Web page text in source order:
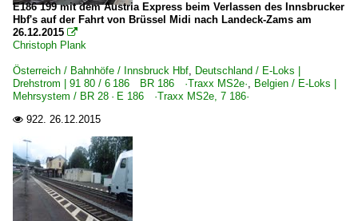
E186 199 mit dem Austria Express beim Verlassen des Innsbrucker
Hbf's auf der Fahrt von Brüssel Midi nach Landeck-Zams am
26.12.2015 
Christoph Plank
Österreich / Bahnhöfe / Innsbruck Hbf, Deutschland / E-Loks |
Drehstrom | 91 80 / 6 186 BR 186 ·Traxx MS2e·, Belgien / E-Loks |
Mehrsystem / BR 28 · E 186 ·Traxx MS2e, 7 186·
 922. 26.12.2015